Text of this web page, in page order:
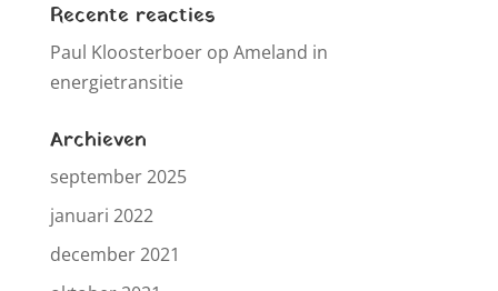
Recente reacties
Paul Kloosterboerop Ameland in
energietransitie
Archieven
september 2025
januari 2022
december 2021